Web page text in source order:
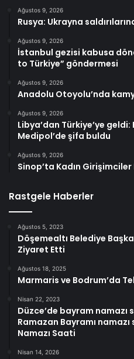
Ağustos 9, 2026
Rusya: Ukrayna
Ağustos 9, 2026
İstanbul gezisi kabusa
to Türkiye” göndermesi
Ağustos 9, 2026
Anadolu Otoyolu’nda
Ağustos 9, 2026
Libya’dan Türkiye’ye
Medipol’de şifa buldu
Ağustos 9, 2026
Sinop’ta Kadın
Rastgele Haberler
Ağustos 5, 2023
Döşemealtı Belediye
Ziyaret Etti
Ağustos 18, 2025
Marmaris ve Bodrum’da
Nisan 22, 2023
Düzce’de bayram namazı
Ramazan Bayramı
Namazı Saati
Nisan 14, 2026